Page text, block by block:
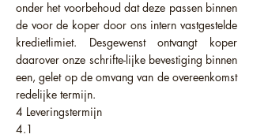
onder het voorbehoud dat deze passen binnen
de voor de koper door ons intern vastgestelde
kredietlimiet. Desgewenst ontvangt koper
daarover onze schrifte-lijke bevestiging binnen
een, gelet op de omvang van de overeenkomst
redelijke termijn.
4 Leveringstermijn
4.1